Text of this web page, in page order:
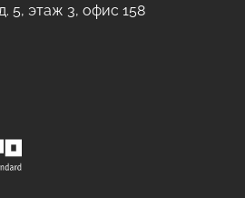
5, этаж 3, офис 158